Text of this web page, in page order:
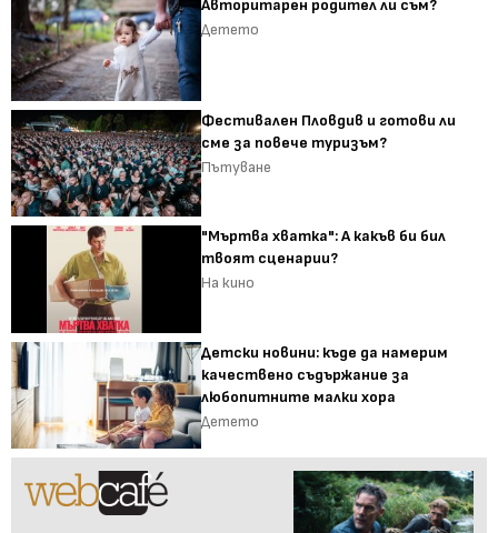
Авторитарен родител ли съм?
Детето
Фестивален Пловдив и готови ли
сме за повече туризъм?
Пътуване
"Мъртва хватка": А какъв би бил
твоят сценарии?
На кино
Детски новини: къде да намерим
качествено съдържание за
любопитните малки хора
Детето